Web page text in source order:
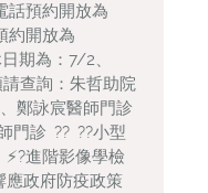
話預約開放為
約開放為
期為：7/2、
查詢：朱哲助院
鄭詠宸醫師門診
門診 ?? ??小型
進階影像學檢
應政府防疫政策